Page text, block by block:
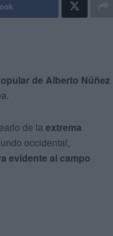
de Alberto Núñez
de la extrema
occidental,
evidente al campo